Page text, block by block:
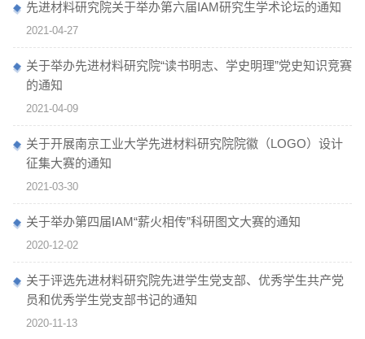
先进材料研究院关于举办第六届IAM研究生学术论坛的通知
2021-04-27
关于举办先进材料研究院“读书明志、学史明理”党史知识竞赛
的通知
2021-04-09
关于开展南京工业大学先进材料研究院院徽（LOGO）设计
征集大赛的通知
2021-03-30
关于举办第四届IAM“薪火相传”科研图文大赛的通知
2020-12-02
关于评选先进材料研究院先进学生党支部、优秀学生共产党
员和优秀学生党支部书记的通知
2020-11-13